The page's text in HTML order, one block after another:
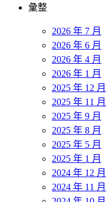
彙整
2026 年 7 月
2026 年 6 月
2026 年 4 月
2026 年 1 月
2025 年 12 月
2025 年 11 月
2025 年 9 月
2025 年 8 月
2025 年 5 月
2025 年 1 月
2024 年 12 月
2024 年 11 月